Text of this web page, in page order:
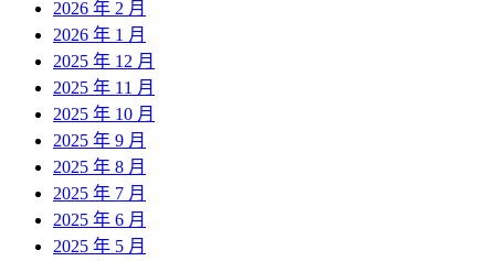
2026 年 2 月
2026 年 1 月
2025 年 12 月
2025 年 11 月
2025 年 10 月
2025 年 9 月
2025 年 8 月
2025 年 7 月
2025 年 6 月
2025 年 5 月